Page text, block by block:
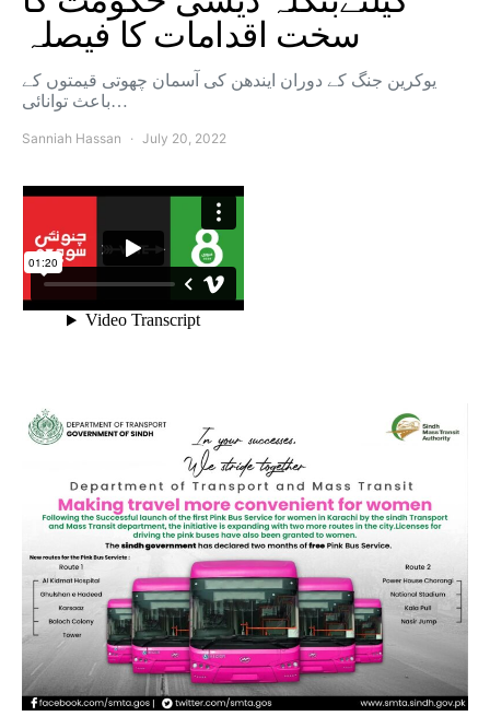
سخت اقدامات کا فیصلہ
یوکرین جنگ کے دوران ایندھن کی آسمان چھوتی قیمتوں کے
باعث توانائی…
Sanniah Hassan July 20, 2022